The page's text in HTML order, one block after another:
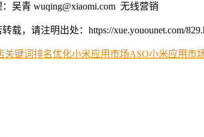
吴青 wuqing@xiaomi.com 无线营销
载，请注明出处：https://xue.youounet.com/
关键词排名优化小米应用市场ASO小米应用市